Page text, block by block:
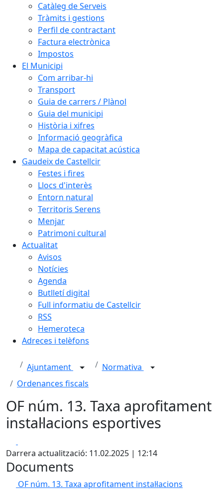
Catàleg de Serveis
Tràmits i gestions
Perfil de contractant
Factura electrònica
Impostos
El Municipi
Com arribar-hi
Transport
Guia de carrers / Plànol
Guia del municipi
Història i xifres
Informació geogràfica
Mapa de capacitat acústica
Gaudeix de Castellcir
Festes i fires
Llocs d'interès
Entorn natural
Territoris Serens
Menjar
Patrimoni cultural
Actualitat
Avisos
Notícies
Agenda
Butlletí digital
Full informatiu de Castellcir
RSS
Hemeroteca
Adreces i telèfons
Ajuntament
Normativa
Ordenances fiscals
OF núm. 13. Taxa aprofitament
instal·lacions esportives
Darrera actualització: 11.02.2025 | 12:14
Documents
OF núm. 13. Taxa aprofitament instal·lacions